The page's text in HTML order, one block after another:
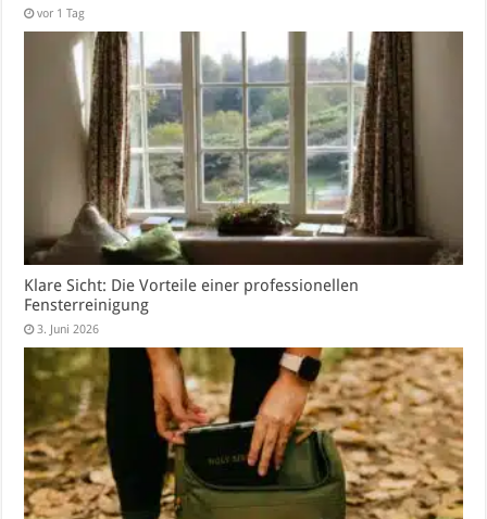
vor 1 Tag
Klare Sicht: Die Vorteile einer professionellen
Fensterreinigung
3. Juni 2026